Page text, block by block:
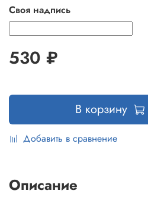
Своя надпись
530 ₽
В корзину
Добавить в сравнение
Описание